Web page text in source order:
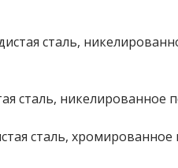
сталь,
сталь, никелированное
сталь,